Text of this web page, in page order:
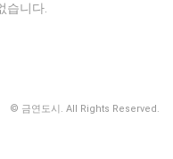
습니다.
© 금연도시. All Rights Reserved.